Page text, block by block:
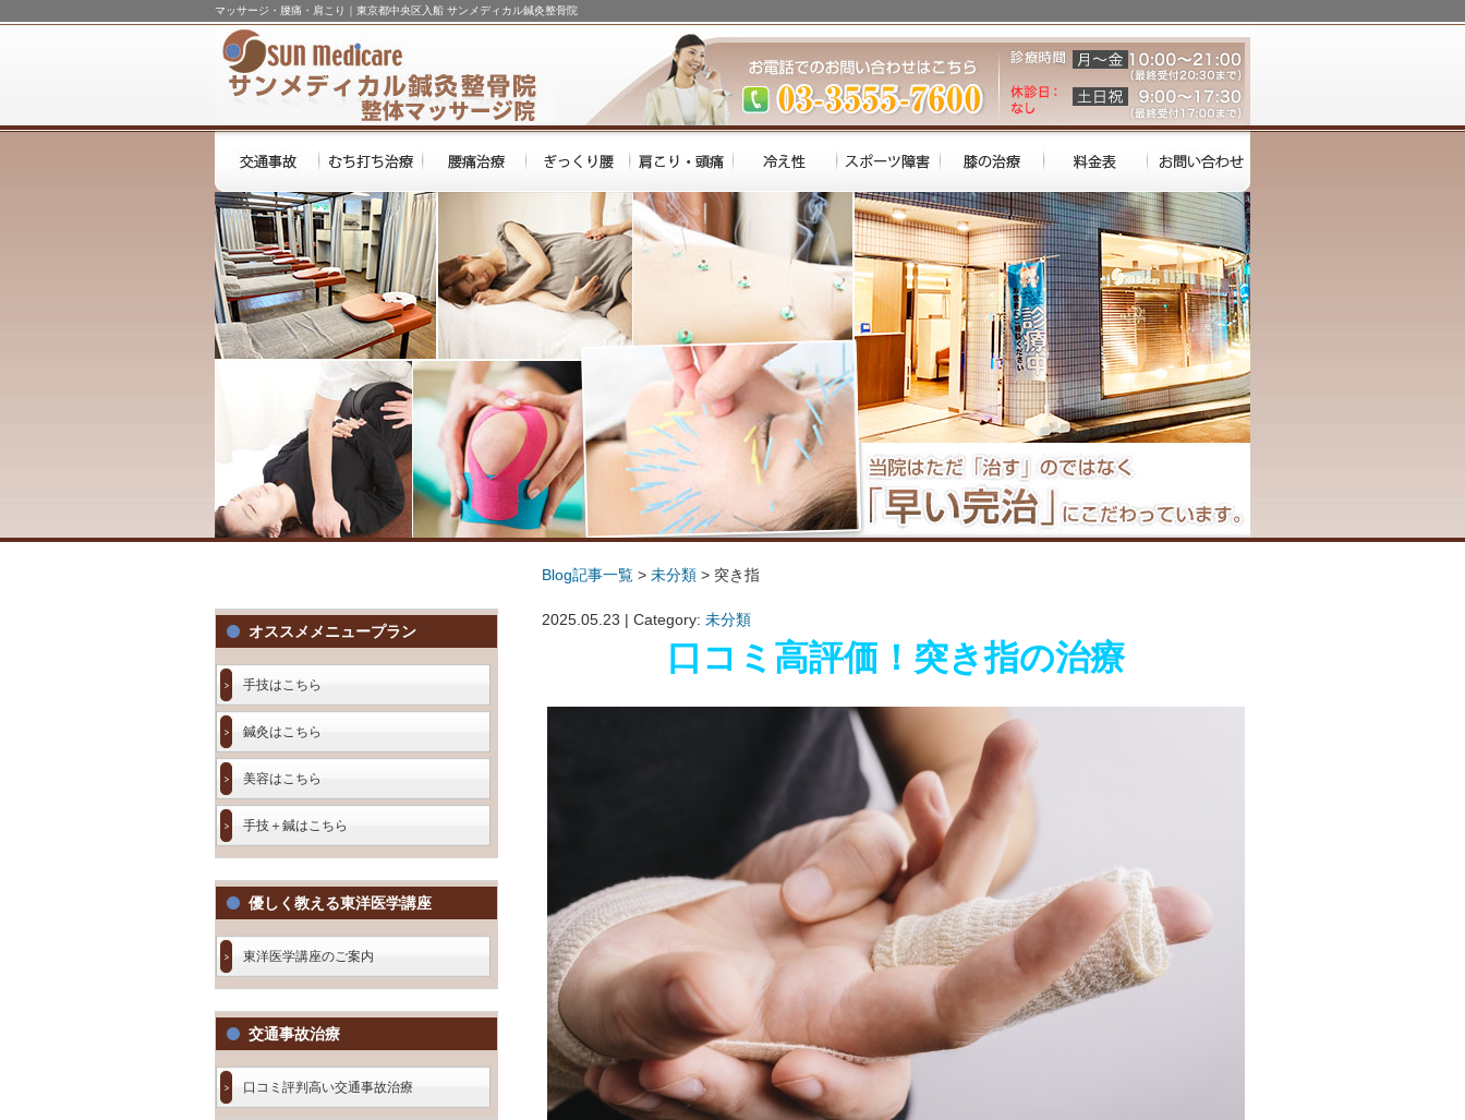
マッサージ・腰痛・肩こり｜東京都中央区入船 サンメディカル鍼灸整骨院
オススメメニュープラン
手技はこちら
鍼灸はこちら
美容はこちら
手技＋鍼はこちら
優しく教える東洋医学講座
東洋医学講座のご案内
交通事故治療
口コミ評判高い交通事故治療
Blog記事一覧 > 未分類 > 突き指
2025.05.23 | Category: 未分類
口コミ高評価！突き指の治療